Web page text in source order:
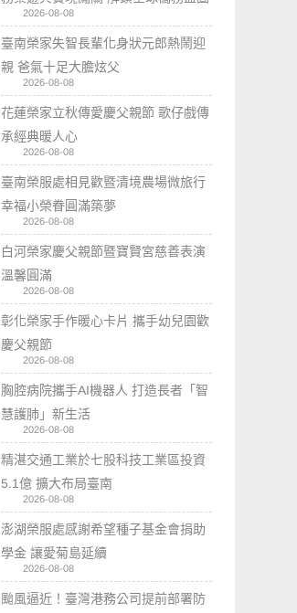
2026-08-08
臺南榮家失智長輩化身狀元郎熱鬧迎
親 爸氣十足大膽炫父
2026-08-08
花蓮榮家立秋傳愛慶父親節 歌仔戲傳
承經典暖人心
2026-08-08
臺南榮服處相見歡暨清境農場微旅行
幸福小榮眷圓滿築夢
2026-08-08
白河榮家慶父親節暨寶賢宮慈善表演
溫馨圓滿
2026-08-08
彰化榮家手作暖心卡片 攜手幼兒園歡
慶父親節
2026-08-08
胸腔病院攜手AI機器人 打造長者「智
慧護肺」新生活
2026-08-08
精湛交通工業於七股科技工業區投資
5.1億 擴大布局臺南
2026-08-08
澎湖榮服處感謝希望種子基金會捐助
學金 讓愛菊島延續
2026-08-08
颱風逼近！臺灣港務公司提前部署防